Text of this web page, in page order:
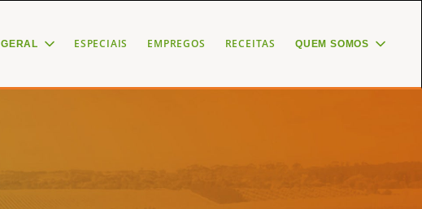
GERAL ESPECIAIS EMPREGOS RECEITAS QUEM SOMOS